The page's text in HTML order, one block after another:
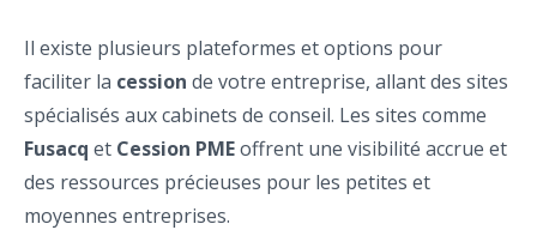
Il existe plusieurs plateformes et options pour
faciliter la cession de votre entreprise, allant des sites
spécialisés aux cabinets de conseil. Les sites comme
Fusacq et Cession PMEoffrent une visibilité accrue et
des ressources précieuses pour les petites et
moyennes entreprises.